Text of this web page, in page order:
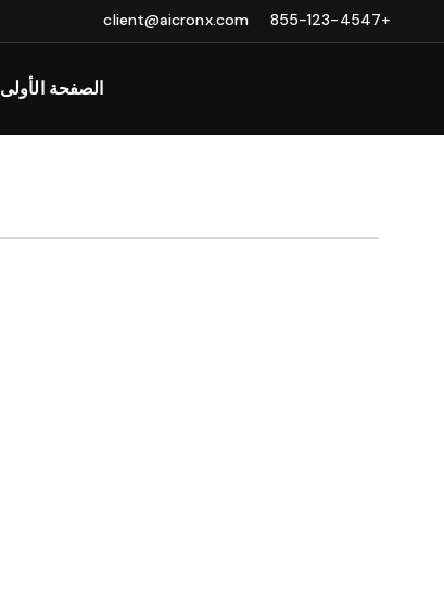
+855-123-4547
client@aicronx.com
الصفحة الأولى